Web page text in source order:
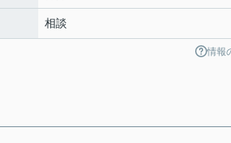
相談
情報